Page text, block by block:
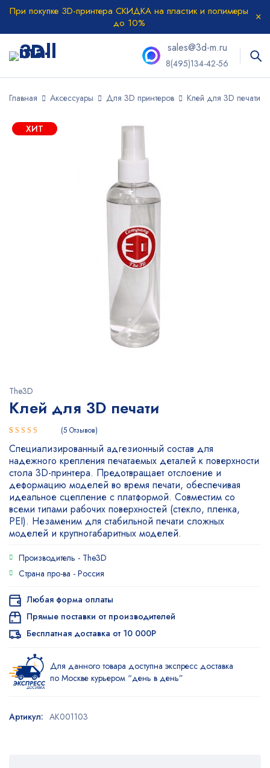
При покупке 3D-принтера СКИДКА на пластик и полимеры
до 10%
sales@3d-m.ru
8(495)134-42-56
Главная Аксессуары Для 3D принтеров Клей для 3D печати
ХИТ
The3D
Клей для 3D печати
Рейтинг
5.00из 5
на основе
опроса
5
пользователей
5 Отзывов
Специализированный адгезионный состав для
надежного крепления печатаемых деталей к поверхности
стола 3D-принтера. Предотвращает отслоение и
деформацию моделей во время печати, обеспечивая
идеальное сцепление с платформой. Совместим со
всеми типами рабочих поверхностей (стекло, пленка,
PEI). Незаменим для стабильной печати сложных
моделей и крупногабаритных моделей.
Производитель - The3D
Страна про-ва - Россия
Любая форма оплаты
Прямые поставки от производителей
Бесплатная доставка от 10 000Р
Для данного товара доступна экспресс доставка
по Москве курьером “день в день”
Артикул: AK001103